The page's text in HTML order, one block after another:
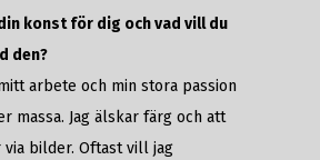
konst för dig och vad vill du
den?
arbete och min stora passion
massa. Jag älskar färg och att
via bilder. Oftast vill jag